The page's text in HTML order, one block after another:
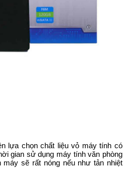
lựa chọn chất liệu vỏ máy tính có
gian sử dụng máy tính văn phòng
máy sẽ rất nóng nếu như tản nhiệt